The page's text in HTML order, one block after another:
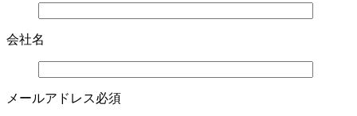
会社名
メールアドレス必須